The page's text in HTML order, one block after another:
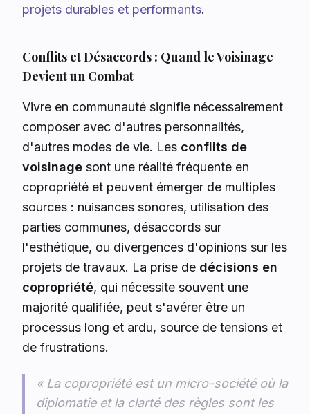
projets durables et performants.
Conflits et Désaccords : Quand le Voisinage
Devient un Combat
Vivre en communauté signifie nécessairement
composer avec d'autres personnalités,
d'autres modes de vie. Les conflits de
voisinage sont une réalité fréquente en
copropriété et peuvent émerger de multiples
sources : nuisances sonores, utilisation des
parties communes, désaccords sur
l'esthétique, ou divergences d'opinions sur les
projets de travaux. La prise de décisions en
copropriété, qui nécessite souvent une
majorité qualifiée, peut s'avérer être un
processus long et ardu, source de tensions et
de frustrations.
« La copropriété est un micro-société où la
diplomatie et la clarté des règles sont les